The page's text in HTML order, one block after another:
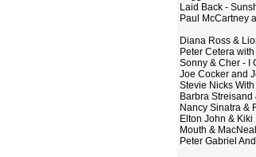
Laid Back -
Paul McCartney
Diana Ross &
Peter Cetera with
Sonny & Cher - I
Joe Cocker and
Stevie Nicks
Barbra Streisand
Nancy Sinatra &
Elton John & Kiki
Mouth &
Peter Gabriel